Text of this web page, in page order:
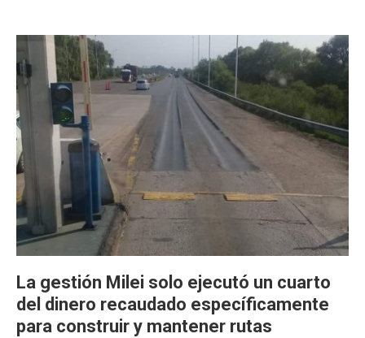
La gestión Milei solo ejecutó un cuarto
del dinero recaudado específicamente
para construir y mantener rutas